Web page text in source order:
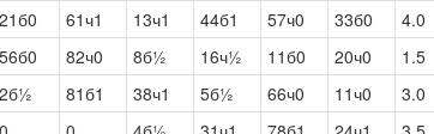
21б0 61ч1 13ч1 44б1 57ч0 33б0 4.0
56б0 82ч0 8б½ 16ч½ 11б0 20ч0 1.5
2б½ 81б1 38ч1 5б½ 66ч0 11ч0 3.0